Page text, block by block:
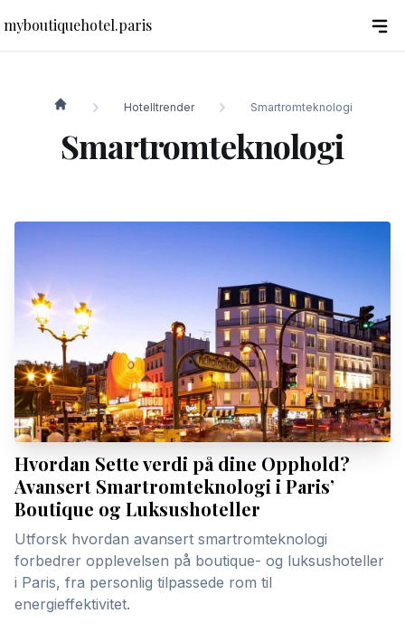
myboutiquehotel.paris
Hotelltrender Smartromteknologi
Smartromteknologi
Hvordan Sette verdi på dine Opphold?
Avansert Smartromteknologi i Paris’
Boutique og Luksushoteller
Utforsk hvordan avansert smartromteknologi
forbedrer opplevelsen på boutique- og luksushoteller
i Paris, fra personlig tilpassede rom til
energieffektivitet.